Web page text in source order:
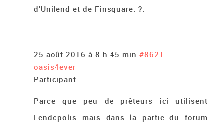
d’Unilend et de Finsquare. ?.
25 août 2016 à 8 h 45 min #8621
oasis4ever
Participant
Parce que peu de prêteurs ici utilisent
Lendopolis mais dans la partie du forum